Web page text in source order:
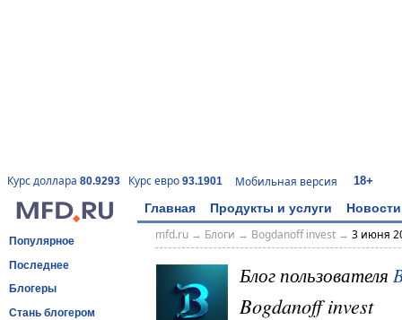
Курс доллара 80.9293 Курс евро 93.1901 Мобильная версия 18+
Главная Продукты и услуги Новости
Популярное
Последнее
Блогеры
Стань блогером
mfd.ru→ Блоги → Bogdanoff invest→ 3 июня
Блог пользователя
Bogdanoff invest